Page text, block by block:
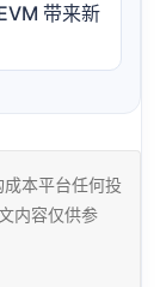
带来新
本平台任何投
内容仅供参